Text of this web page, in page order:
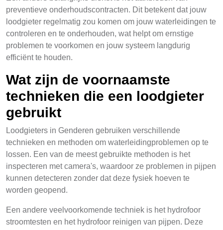
preventieve onderhoudscontracten. Dit betekent dat jouw
loodgieter regelmatig zou komen om jouw waterleidingen te
controleren en te onderhouden, wat helpt om ernstige
problemen te voorkomen en jouw systeem langdurig
efficiënt te houden.
Wat zijn de voornaamste
technieken die een loodgieter
gebruikt
Loodgieters in Genderen gebruiken verschillende
technieken en methoden om waterleidingproblemen op te
lossen. Een van de meest gebruikte methoden is het
inspecteren met camera's, waardoor ze problemen in pijpen
kunnen detecteren zonder dat deze fysiek hoeven te
worden geopend.
Een andere veelvoorkomende techniek is het hydrofoor
stroomtesten en het hydrofoor reinigen van pijpen. Deze